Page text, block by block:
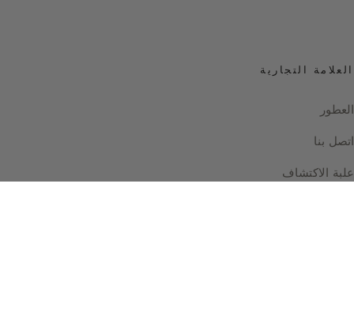
العلامة التجارية
العطور
اتصل بنا
علبة الاكتشاف